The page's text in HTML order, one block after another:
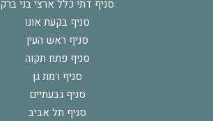
סניף דתי כלל ארצי בני ברק
סניף בקעת אונו
סניף ראש העין
סניף פתח תקוה
סניף רמת גן
סניף גבעתיים
סניף תל אביב